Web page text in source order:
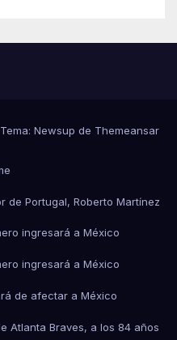
Tema: Newsup de Themeansar
de Portugal, Roberto Martínez
ingresará a México
ingresará a México
de afectar a México
Atlanta Braves, a los 84 años